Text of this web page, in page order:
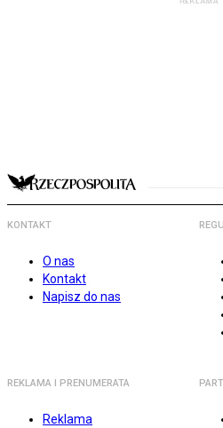
KONTAKT
O nas
Kontakt
Napisz do nas
REKLAMA I PRENUMERATA
Reklama